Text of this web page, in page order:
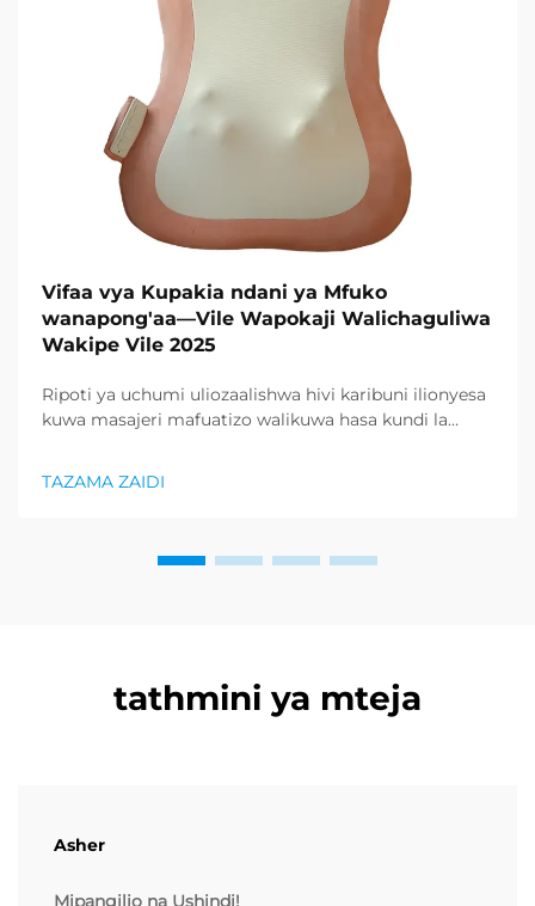
Vifaa vya Kupakia ndani ya Mfuko
wanapong'aa—Vile Wapokaji Walichaguliwa
Wakipe Vile 2025
Ripoti ya uchumi uliozaalishwa hivi karibuni ilionyesa
kuwa masajeri mafuatizo walikuwa hasa kundi la
TAZAMA ZAIDI
tathmini ya mteja
Asher
Mipangilio na Ushindi!